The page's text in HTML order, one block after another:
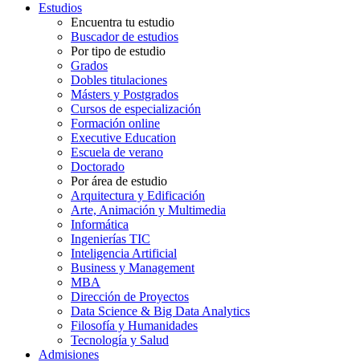
Estudios
Encuentra tu estudio
Buscador de estudios
Por tipo de estudio
Grados
Dobles titulaciones
Másters y Postgrados
Cursos de especialización
Formación online
Executive Education
Escuela de verano
Doctorado
Por área de estudio
Arquitectura y Edificación
Arte, Animación y Multimedia
Informática
Ingenierías TIC
Inteligencia Artificial
Business y Management
MBA
Dirección de Proyectos
Data Science & Big Data Analytics
Filosofía y Humanidades
Tecnología y Salud
Admisiones